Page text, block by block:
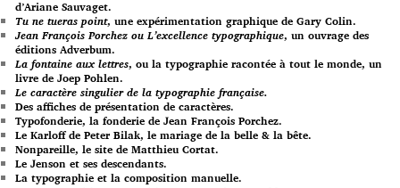
d’Ariane Sauvaget.
Tu ne tueras point, une expérimentation graphique de Gary Colin.
Jean François Porchez ou L’excellence typographique, un ouvrage des
éditions Adverbum.
La fontaine aux lettres, ou la typographie racontée à tout le monde, un
livre de Joep Pohlen.
Le caractère singulier de la typographie française.
Des affiches de présentation de caractères.
Typofonderie, la fonderie de Jean François Porchez.
Le Karloff de Peter Bilak, le mariage de la belle & la bête.
Nonpareille, le site de Matthieu Cortat.
Le Jenson et ses descendants.
La typographie et la composition manuelle.